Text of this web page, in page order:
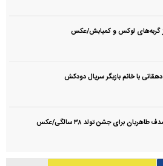
از گربه‌های لوکس و کمیابش/عکس
دهقانی با خانم بازیگر سریال دودکش
برای جشن تولد ۳۸ سالگی‌/عکس